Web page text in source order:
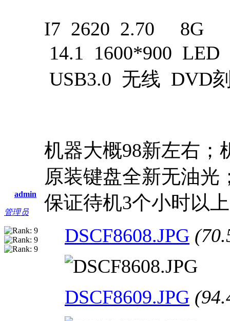
admin
管理员
I7 2620 2.70 8G
14.1 1600*900
USB3.0 无线 DVD
机器大概98新左右；
原装键盘全新无油光
保证待机3个小时以
DSCF8608.JPG
DSCF8609.JPG